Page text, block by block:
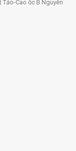
Tảo-Cao ốc B Nguyễn